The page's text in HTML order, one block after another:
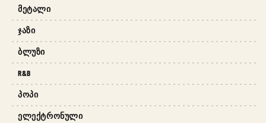
ᲛᲔᲢᲐᲚᲘ
ᲯᲐᲖᲘ
ᲑᲚᲣᲖᲘ
R&B
ᲞᲝᲞᲘ
ᲔᲚᲔᲥᲢᲠᲝᲜᲣᲚᲘ